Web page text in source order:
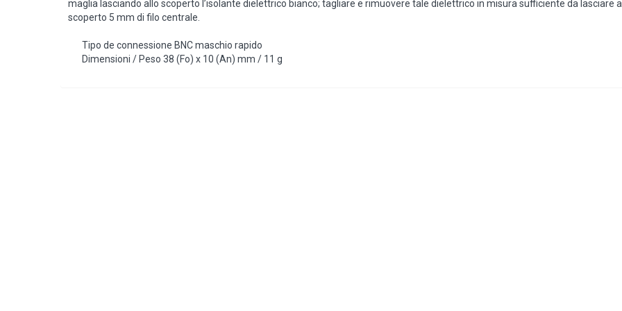
maglia lasciando allo scoperto l’isolante dielettrico bianco; tagliare e rimuovere tale dielettrico in misura sufficiente da lasciare
scoperto 5 mm di filo centrale.
Tipo de connessione BNC maschio rapido
Dimensioni / Peso 38 (Fo) x 10 (An) mm / 11 g